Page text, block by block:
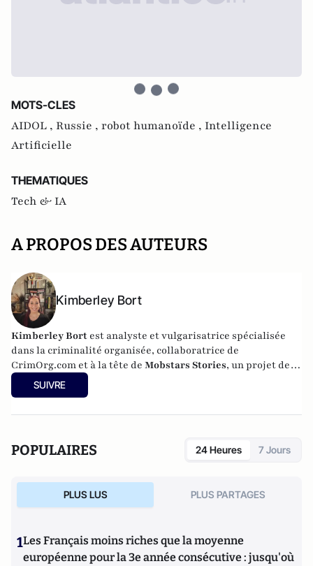
MOTS-CLES
AIDOL , Russie , robot humanoïde , Intelligence
Artificielle
THEMATIQUES
Tech & IA
A PROPOS DES AUTEURS
Kimberley Bort
Kimberley Bort est analyste et vulgarisatrice spécialisée
dans la criminalité organisée, collaboratrice de
CrimOrg.com et à la tête de Mobstars Stories, un projet de
contenus sur les réseaux sociaux qui explore les
dynamiques du crime organisé et ses représentations.
SUIVRE
POPULAIRES 24 Heures 7 Jours
PLUS LUS PLUS PARTAGES
1Les Français moins riches que la moyenne
européenne pour la 3e année consécutive : jusqu'où